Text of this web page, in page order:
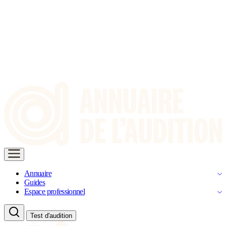
Annuaire
Guides
Espace professionnel
Test d'audition